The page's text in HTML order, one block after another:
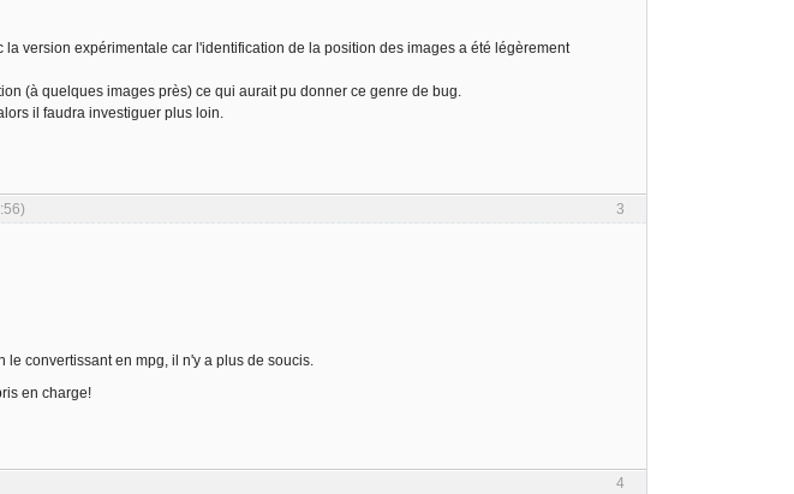
version expérimentale car l'identification de la position des images a été légèrement
(à quelques images près) ce qui aurait pu donner ce genre de bug.
il faudra investiguer plus loin.
3
le convertissant en mpg, il n'y a plus de soucis.
en charge!
4